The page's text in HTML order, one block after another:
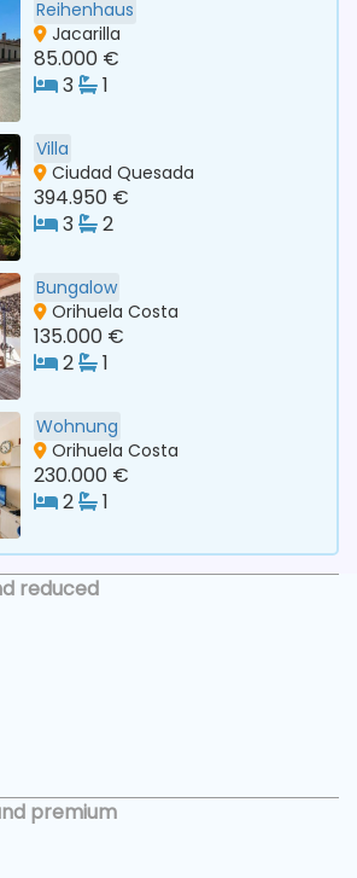
Reihenhaus
Jacarilla
85.000 €
3
1
Villa
Ciudad Quesada
394.950 €
3
2
Bungalow
Orihuela Costa
135.000 €
2
1
Wohnung
Orihuela Costa
230.000 €
2
1
reduced
premium